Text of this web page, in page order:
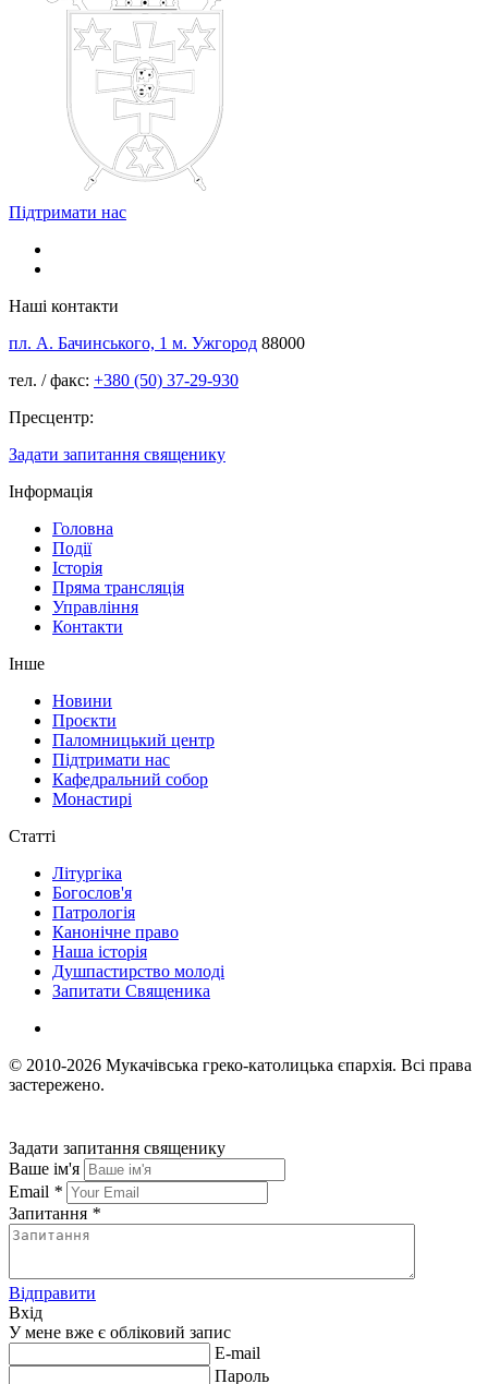
Підтримати нас
Наші контакти
пл. А. Бачинського, 1 м. Ужгород 88000
тел. / факс: +380 (50) 37-29-930
Пресцентр:
Задати запитання священику
Інформація
Головна
Події
Історія
Пряма трансляція
Управління
Контакти
Інше
Новини
Проєкти
Паломницький центр
Підтримати нас
Кафедральний собор
Монастирі
Статті
Літургіка
Богослов'я
Патрологія
Канонічне право
Наша історія
Душпастирство молоді
Запитати Священика
© 2010-2026 Мукачівська греко-католицька єпархія. Всі права
застережено.
Задати запитання священику
Ваше ім'я
Email *
Запитання *
Відправити
Вхід
У мене вже є обліковий запис
E-mail
Пароль